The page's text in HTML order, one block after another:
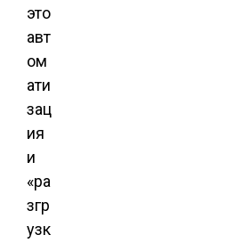
это
авт
ом
ати
зац
ия
и
«ра
згр
узк